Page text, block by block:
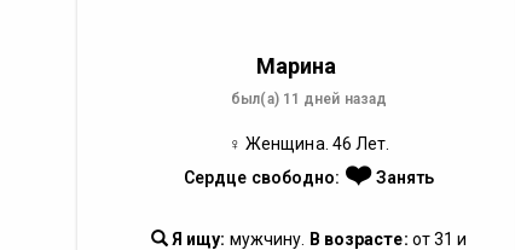
Марина
был(а) 11 дней назад
♀ Женщина. 46 Лет.
Сердце свободно: ❤️Занять
Я ищу: мужчину. В возрасте: от 31 и